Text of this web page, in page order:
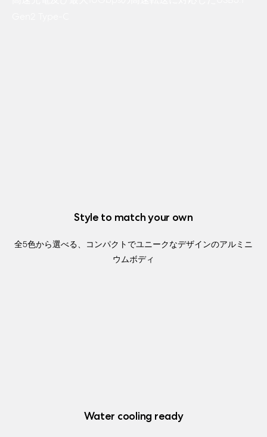
Style to match your own
全5色から選べる、コンパクトでユニークなデザインのアルミニ
ウムボディ
Water cooling ready